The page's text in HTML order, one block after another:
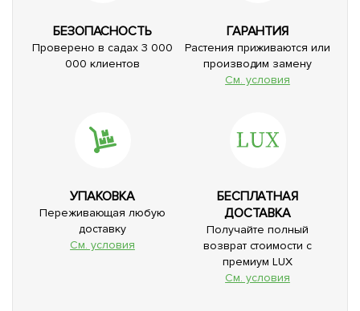
БЕЗОПАСНОСТЬ
Проверено в садах 3 000
000 клиентов
ГАРАНТИЯ
Растения приживаются или
производим замену
См. условия
УПАКОВКА
Переживающая любую
доставку
См. условия
БЕСПЛАТНАЯ
ДОСТАВКА
Получайте полный
возврат стоимости с
премиум LUX
См. условия